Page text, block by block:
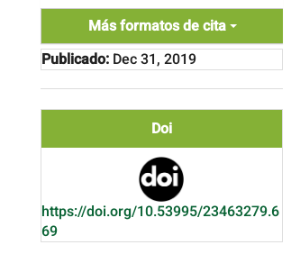
Más formatos de cita
Publicado: Dec 31, 2019
Doi
https://doi.org/10.53995/23463279.6
69